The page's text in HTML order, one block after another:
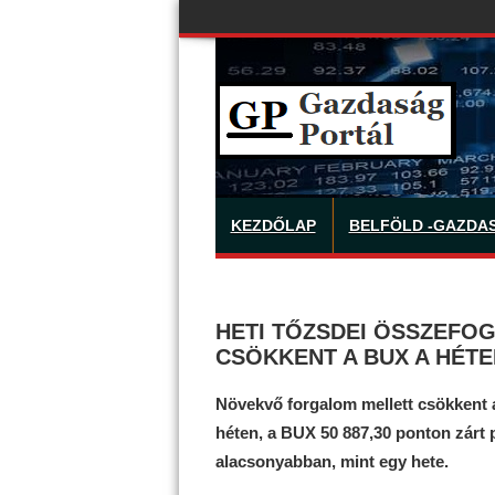
KEZDŐLAP BELFÖLD -
HETI TŐZSDEI
CSÖKKENT A BUX A
Növekvő forgalom mellett csökkent
héten, a BUX 50 887,30 ponton zárt
alacsonyabban, mint egy hete.